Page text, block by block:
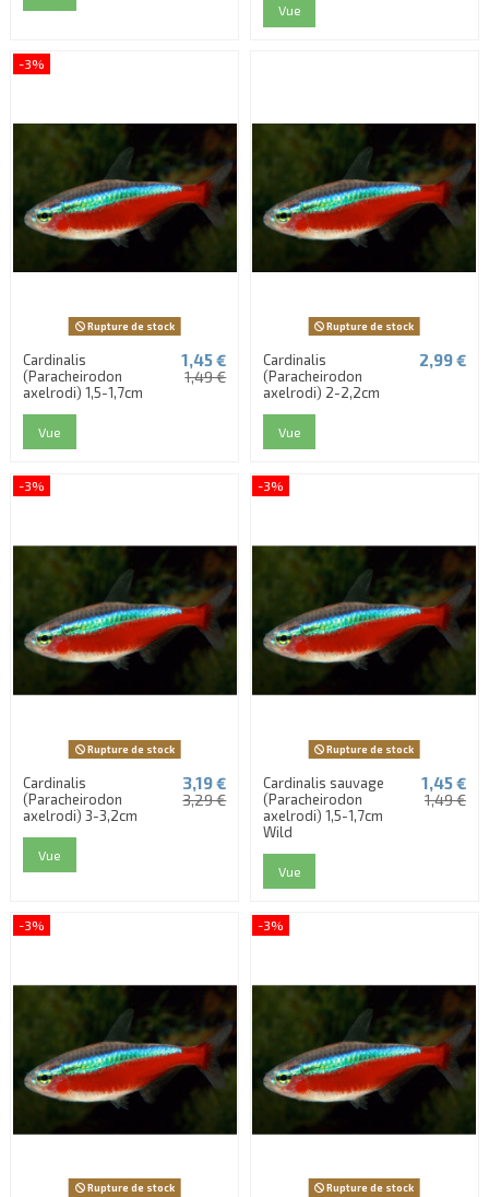
Vue
-3%
Rupture de stock
Cardinalis
(Paracheirodon
axelrodi) 1,5-1,7cm
1,45 €
1,49 €
Vue
Rupture de stock
Cardinalis
(Paracheirodon
axelrodi) 2-2,2cm
2,99 €
Vue
-3%
Rupture de stock
Cardinalis
(Paracheirodon
axelrodi) 3-3,2cm
3,19 €
3,29 €
Vue
-3%
Rupture de stock
Cardinalis sauvage
(Paracheirodon
axelrodi) 1,5-1,7cm
Wild
1,45 €
1,49 €
Vue
-3%
Rupture de stock
-3%
Rupture de stock